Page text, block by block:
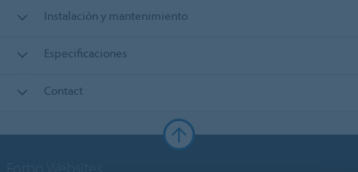
Instalación y mantenimiento
Especificaciones
Contact